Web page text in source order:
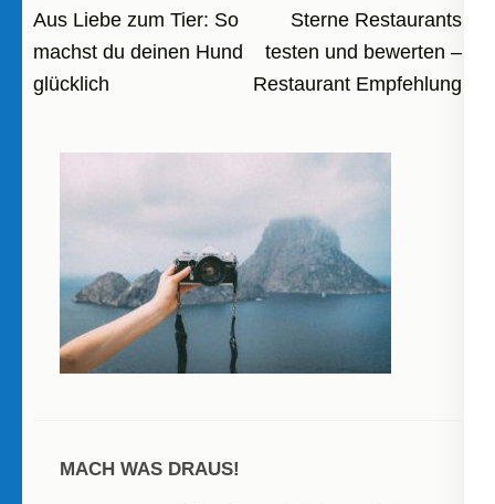
Beitragsnavigation
Aus Liebe zum Tier: So
machst du deinen Hund
glücklich
Sterne Restaurants
testen und bewerten –
Restaurant Empfehlung
MACH WAS DRAUS!